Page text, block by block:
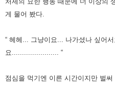
게 물어 봤다.
“ 헤헤... 그냥이요... 나가셨나 싶어
요....................... “
점심을 먹기엔 이른 시간이지만 벌